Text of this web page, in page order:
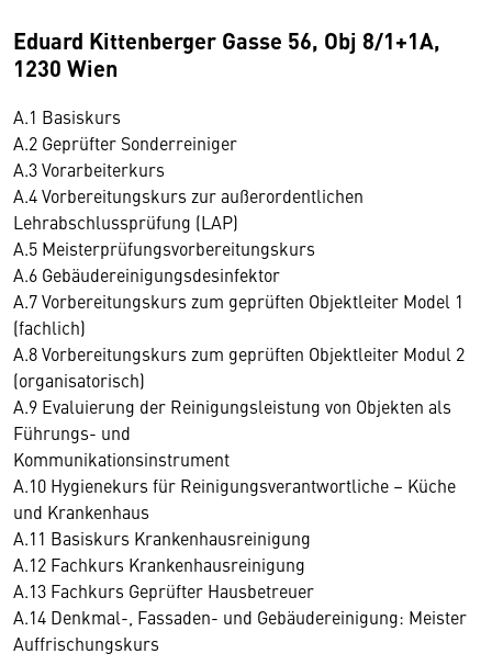
Eduard Kittenberger Gasse 56, Obj 8/1+1A,
1230 Wien
A.1 Basiskurs
A.2 Geprüfter Sonderreiniger
A.3 Vorarbeiterkurs
A.4 Vorbereitungskurs zur außerordentlichen
Lehrabschlussprüfung (LAP)
A.5 Meisterprüfungsvorbereitungskurs
A.6 Gebäudereinigungsdesinfektor
A.7 Vorbereitungskurs zum geprüften Objektleiter Model 1
(fachlich)
A.8 Vorbereitungskurs zum geprüften Objektleiter Modul 2
(organisatorisch)
A.9 Evaluierung der Reinigungsleistung von Objekten als
Führungs- und
Kommunikationsinstrument
A.10 Hygienekurs für Reinigungsverantwortliche – Küche
und Krankenhaus
A.11 Basiskurs Krankenhausreinigung
A.12 Fachkurs Krankenhausreinigung
A.13 Fachkurs Geprüfter Hausbetreuer
A.14 Denkmal-, Fassaden- und Gebäudereinigung: Meister
Auffrischungskurs